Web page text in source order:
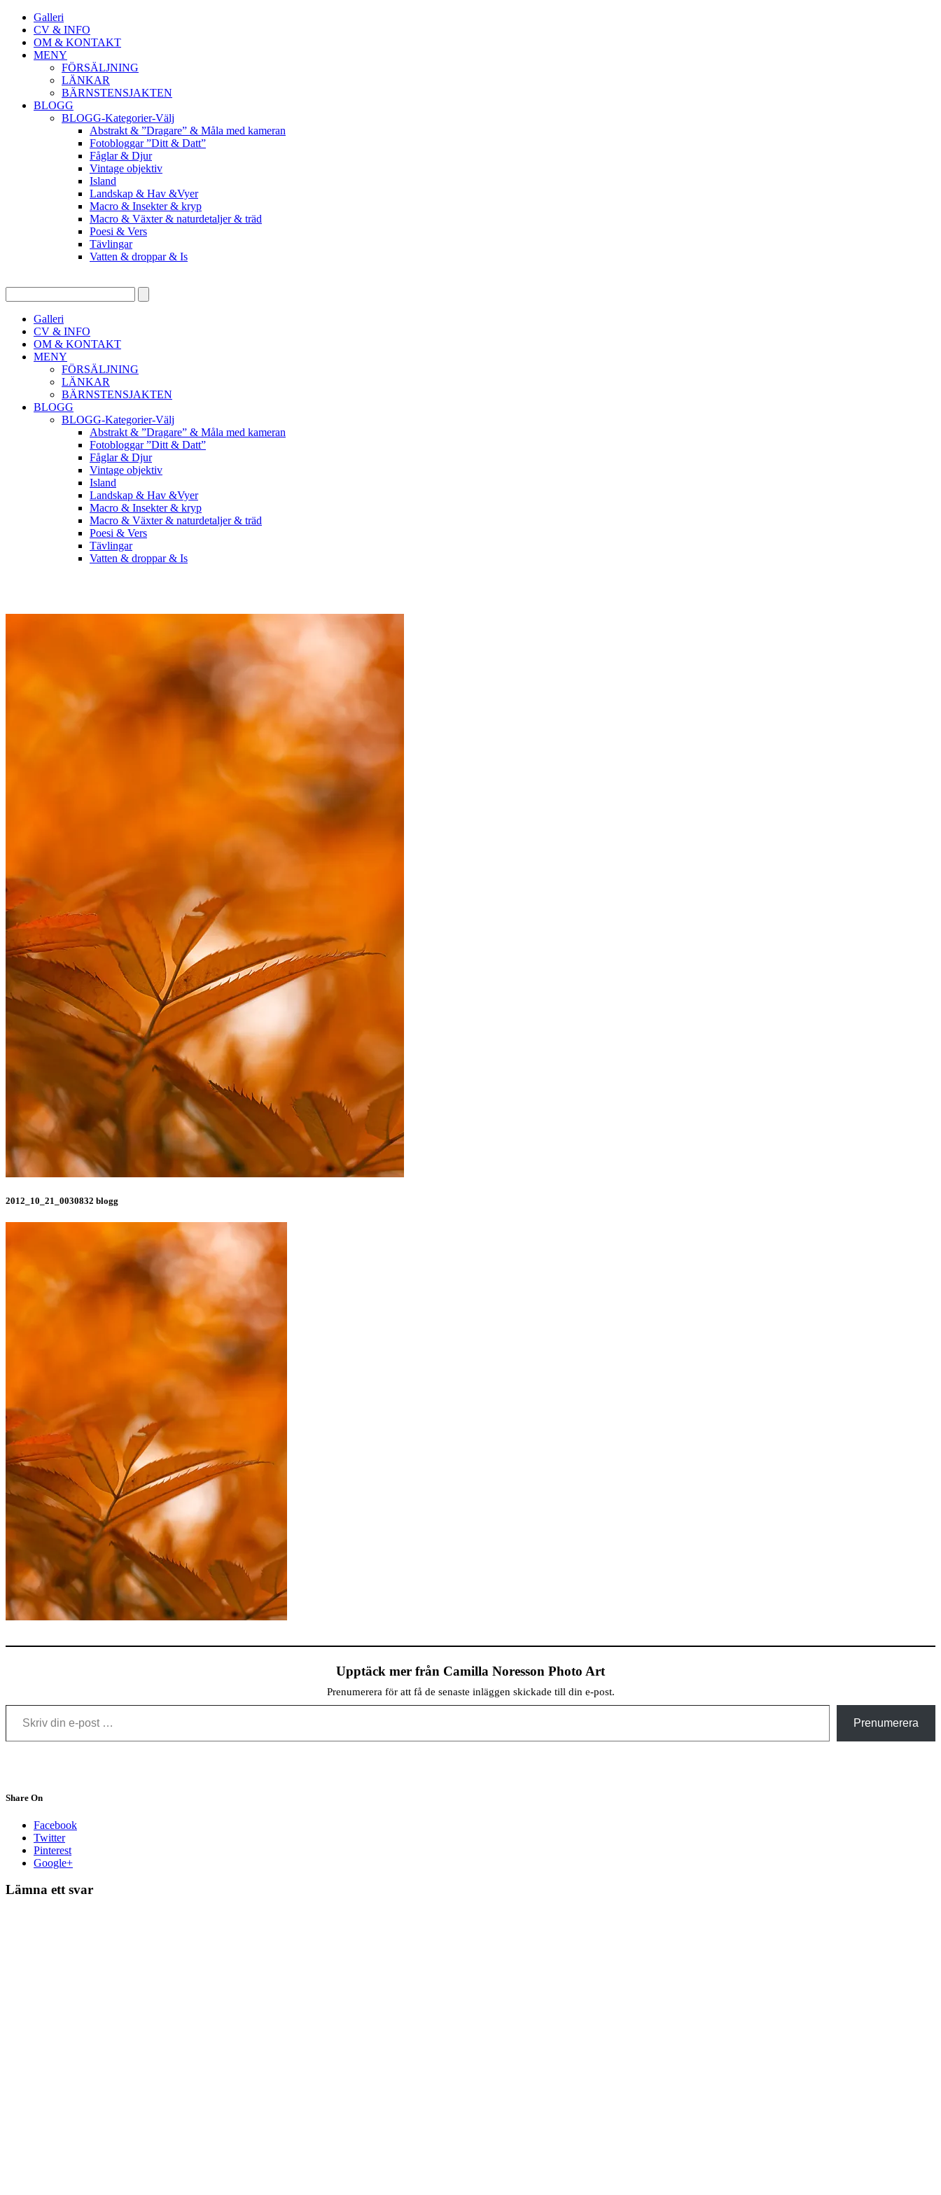
Galleri
CV & INFO
OM & KONTAKT
MENY
FÖRSÄLJNING
LÄNKAR
BÄRNSTENSJAKTEN
BLOGG
BLOGG-Kategorier-Välj
Abstrakt & ”Dragare” & Måla med kameran
Fotobloggar ”Ditt & Datt”
Fåglar & Djur
Vintage objektiv
Island
Landskap & Hav &Vyer
Macro & Insekter & kryp
Macro & Växter & naturdetaljer & träd
Poesi & Vers
Tävlingar
Vatten & droppar & Is
Galleri
CV & INFO
OM & KONTAKT
MENY
FÖRSÄLJNING
LÄNKAR
BÄRNSTENSJAKTEN
BLOGG
BLOGG-Kategorier-Välj
Abstrakt & ”Dragare” & Måla med kameran
Fotobloggar ”Ditt & Datt”
Fåglar & Djur
Vintage objektiv
Island
Landskap & Hav &Vyer
Macro & Insekter & kryp
Macro & Växter & naturdetaljer & träd
Poesi & Vers
Tävlingar
Vatten & droppar & Is
2012_10_21_0030832 blogg
Upptäck mer från Camilla Noresson Photo Art
Prenumerera för att få de senaste inläggen skickade till din e-post.
Skriv din e-post …
Prenumerera
Share On
Facebook
Twitter
Pinterest
Google+
Lämna ett svar